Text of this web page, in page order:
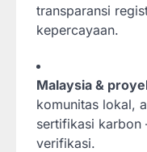
transparansi
kepercayaan.
Malaysia &
komunitas lokal,
sertifikasi
verifikasi.